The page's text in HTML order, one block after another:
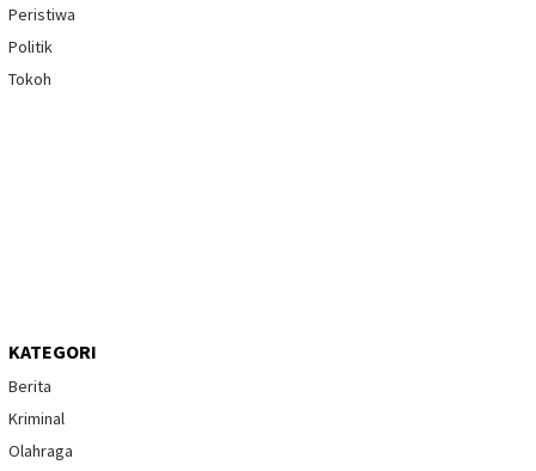
Peristiwa
Politik
Tokoh
KATEGORI
Berita
Kriminal
Olahraga